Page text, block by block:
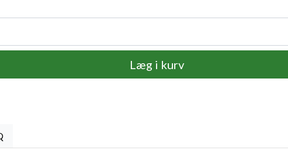
Læg i kurv